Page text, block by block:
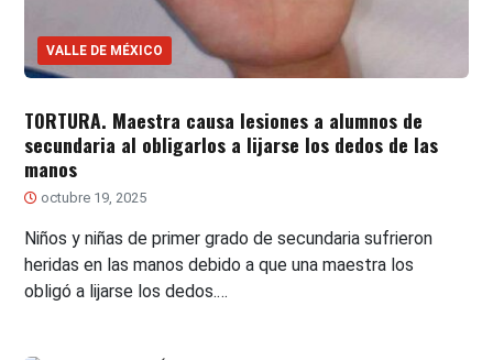
VALLE DE MÉXICO
TORTURA. Maestra causa lesiones a alumnos de
secundaria al obligarlos a lijarse los dedos de las
manos
octubre 19, 2025
Niños y niñas de primer grado de secundaria sufrieron
heridas en las manos debido a que una maestra los
obligó a lijarse los dedos.…